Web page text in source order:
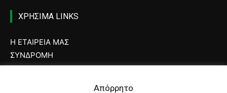
ΧΡΗΣΙΜΑ LINKS
Η ΕΤΑΙΡΕΙΑ ΜΑΣ
ΣΥΝΔΡΟΜΗ
ΔΙΑΦΗΜΙΣΗ
Απόρρητο